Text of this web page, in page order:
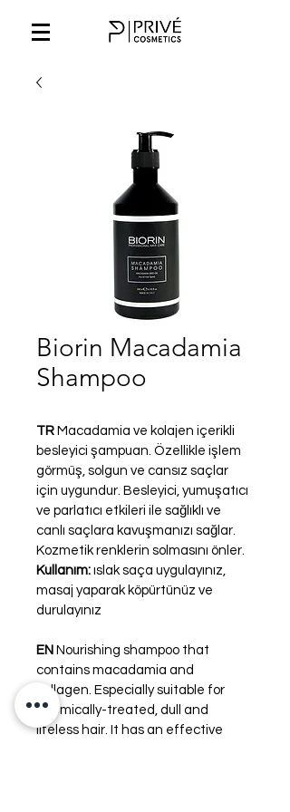
Biorin Macadamia
Shampoo
TR Macadamia ve kolajen içerikli
besleyici şampuan. Özellikle işlem
görmüş, solgun ve cansız saçlar
için uygundur. Besleyici, yumuşatıcı
ve parlatıcı etkileri ile sağlıklı ve
canlı saçlara kavuşmanızı sağlar.
Kozmetik renklerin solmasını önler.
Kullanım: ıslak saça uygulayınız,
masaj yaparak köpürtünüz ve
durulayınız
EN Nourishing shampoo that
contains macadamia and
collagen. Especially suitable for
chemically-treated, dull and
lifeless hair. It has an effective